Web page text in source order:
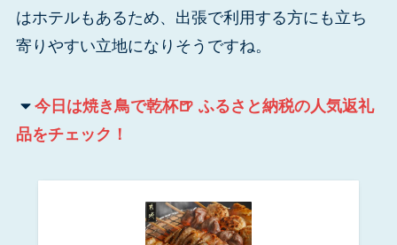
はホテルもあるため、出張で利用する方にも立ち
寄りやすい立地になりそうですね。
今日は焼き鳥で乾杯🍺 ふるさと納税の人気返礼
品をチェック！